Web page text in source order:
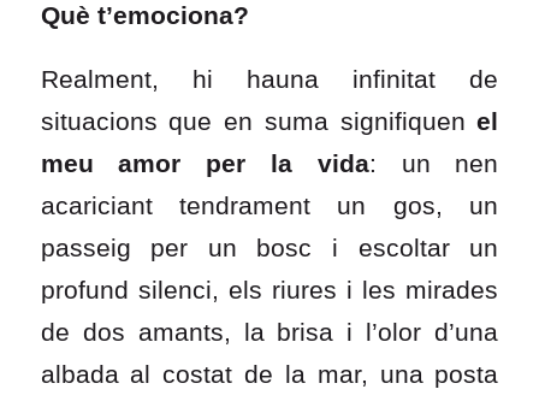
Què t’emociona?
Realment, hi hauna infinitat de
situacions que en suma signifiquenel
meu amor per la vida: un nen
acariciant tendrament un gos, un
passeig per un bosc i escoltar un
profund silenci, els riures i les mirades
de dos amants, la brisa i l’olor d’una
albada al costat de la mar, una posta